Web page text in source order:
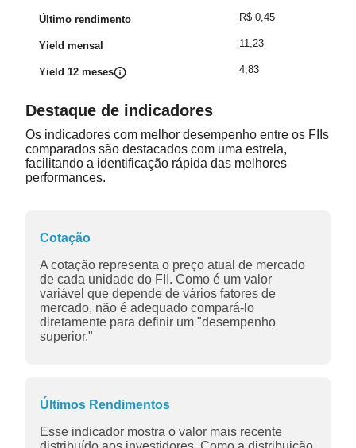
Último rendimento
Yield mensal
Yield 12 meses
R$ 0,45
11,23
4,83
Destaque de indicadores
Os indicadores com melhor desempenho entre os FIIs
comparados são destacados com uma estrela,
facilitando a identificação rápida das melhores
performances.
Cotação
A cotação representa o preço atual de mercado
de cada unidade do FII. Como é um valor
variável que depende de vários fatores de
mercado, não é adequado compará-lo
diretamente para definir um "desempenho
superior."
Últimos Rendimentos
Esse indicador mostra o valor mais recente